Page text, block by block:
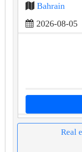
Bahrain
2026-08-05
Real